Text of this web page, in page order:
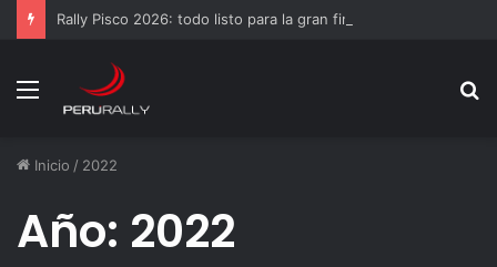
Rally Pisco 2026: todo listo para la gran final del RallyACP
Menú
Inicio / 2022
Año: 2022